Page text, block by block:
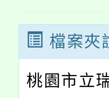
檔案夾
桃園市立